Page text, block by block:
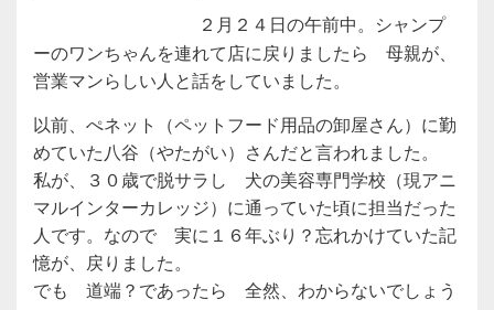
２月２４日の午前中。シャンプ
ーのワンちゃんを連れて店に戻りましたら 母親が、
営業マンらしい人と話をしていました。
以前、ぺネット（ペットフード用品の卸屋さん）に勤
めていた八谷（やたがい）さんだと言われました。
私が、３０歳で脱サラし 犬の美容専門学校（現アニ
マルインターカレッジ）に通っていた頃に担当だった
人です。なので 実に１６年ぶり？忘れかけていた記
憶が、戻りました。
でも 道端？であったら 全然、わからないでしょう